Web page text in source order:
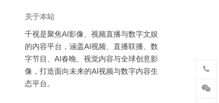
01:21
翻唱《你知道我在等你吗》
关于本站
千视是聚焦AI影像、视频直播与数字文娱
的内容平台，涵盖AI视频、直播联播、数
字节目、AI春晚、视觉内容与全球创意影
像，打造面向未来的AI视频与数字内容生
态平台。